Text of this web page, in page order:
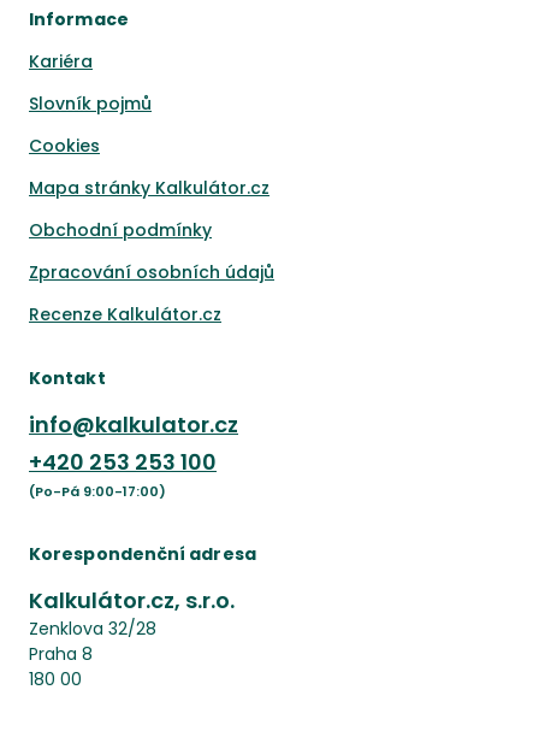
Informace
Kariéra
Slovník pojmů
Cookies
Mapa stránky Kalkulátor.cz
Obchodní podmínky
Zpracování osobních údajů
Recenze Kalkulátor.cz
Kontakt
info@kalkulator.cz
+420 253 253 100
(Po-Pá 9:00-17:00)
Korespondenční adresa
Kalkulátor.cz, s.r.o.
Zenklova 32/28
Praha 8
180 00